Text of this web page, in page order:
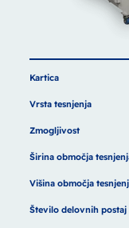
Kartica
Vrsta tesnjenja
Zmogljivost
Širina območja
Višina območja
Število delovnih postaj